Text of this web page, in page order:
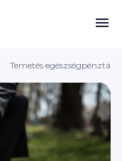
Temetés egészségpénztár